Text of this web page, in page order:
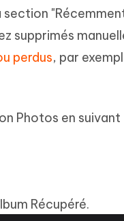
section
supprimés
perdus, par
Photos en suivant
Récupéré.